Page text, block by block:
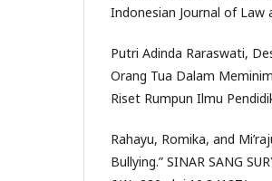
Indonesian Journal of Law
Putri Adinda Raraswati,
Orang Tua Dalam
Riset Rumpun Ilmu
Rahayu, Romika, and
Bullying.” SINAR SANG